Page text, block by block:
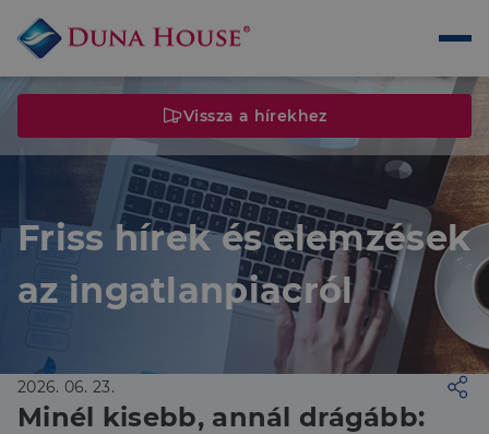
Vissza a hírekhez
Friss hírek és elemzések
az ingatlanpiacról
2026. 06. 23.
Minél kisebb, annál drágább: